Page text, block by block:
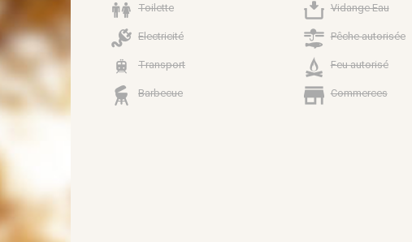
Toilette Vidange Eau
Electricité Pêche autorisée
Transport Feu autorisé
Barbecue Commerces